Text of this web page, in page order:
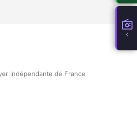
indépendante de France